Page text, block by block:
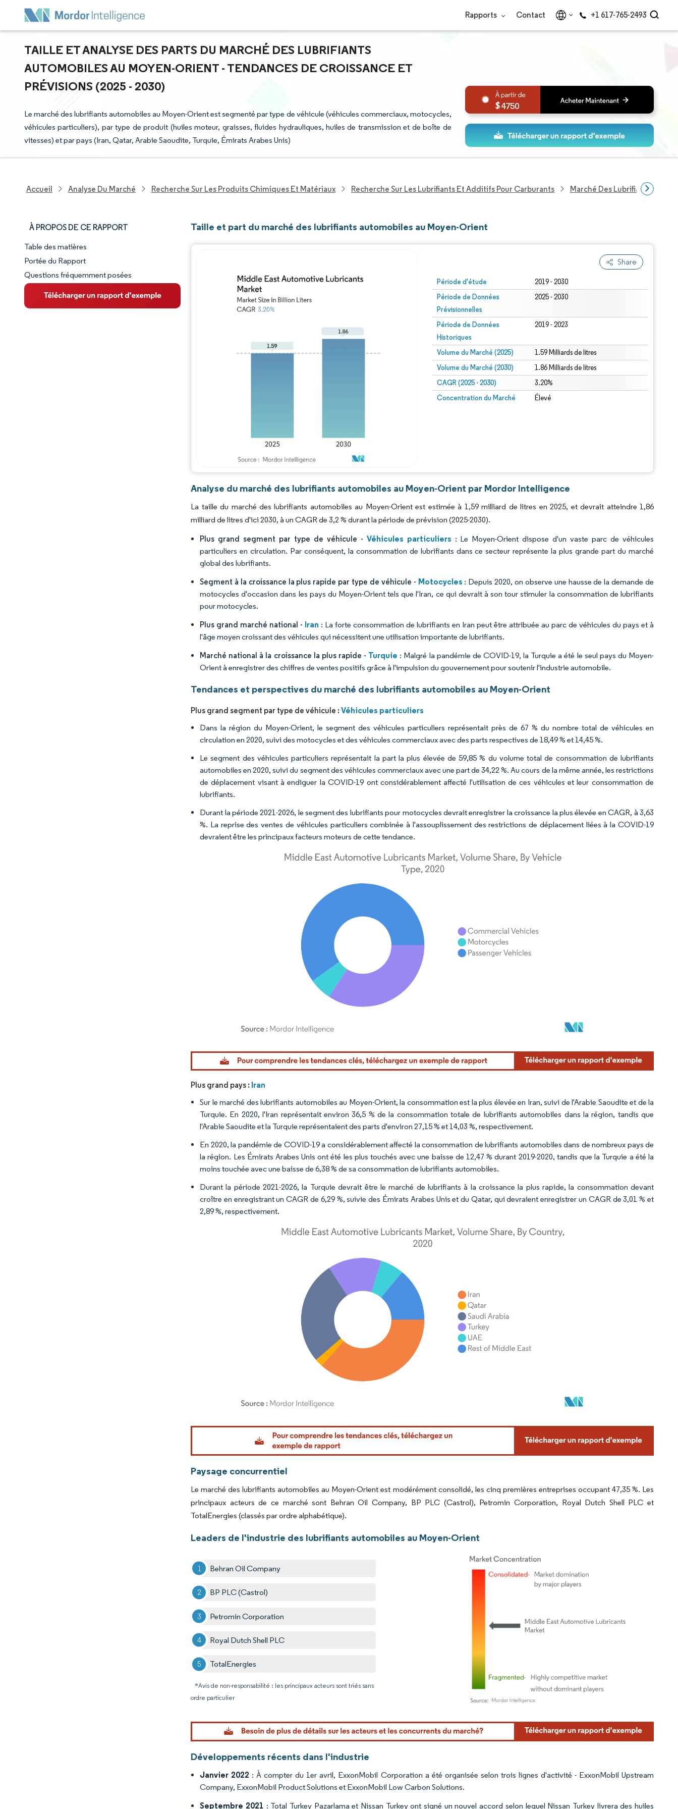
Rapports Contact +1 617-765-2493
TAILLE ET ANALYSE DES PARTS DU MARCHÉ DES LUBRIFIANTS
AUTOMOBILES AU MOYEN-ORIENT - TENDANCES DE CROISSANCE ET
PRÉVISIONS (2025 - 2030)
Le marché des lubrifiants automobiles au Moyen-Orient est segmenté par type de véhicule (véhicules commerciaux, motocycles,
véhicules particuliers), par type de produit (huiles moteur, graisses, fluides hydrauliques, huiles de transmission et de boîte de
vitesses) et par pays (Iran, Qatar, Arabie Saoudite, Turquie, Émirats Arabes Unis)
4750
Accueil Analyse Du Marché Recherche Sur Les Produits Chimiques Et Matériaux Recherche Sur Les Lubrifiants Et Additifs Pour Carburants Marché Des Lubrifiants
À PROPOS DE CE RAPPORT
Aperçu du marché
VUE D’ENSEMBLE DU MARCHÉ
Principales tendances du marché
Table des matières
Portée du Rapport
Questions fréquemment posées
Taille et part du marché des lubrifiants automobiles au Moyen-Orient
Share
Période d'étude 2019 - 2030
Période de Données
Prévisionnelles
2025 - 2030
Période de Données
Historiques
2019 - 2023
Volume du Marché (2025) 1.59 Milliards de litres
Volume du Marché (2030) 1.86 Milliards de litres
CAGR (2025 - 2030) 3.20%
Concentration du Marché Élevé
Analyse du marché des lubrifiants automobiles au Moyen-Orient par Mordor Intelligence
La taille du marché des lubrifiants automobiles au Moyen-Orient est estimée à 1,59 milliard de litres en 2025, et devrait atteindre 1,86
milliard de litres d'ici 2030, à un CAGR de 3,2 % durant la période de prévision (2025-2030).
Plus grand segment par type de véhicule - Véhicules particuliers : Le Moyen-Orient dispose d'un vaste parc de véhicules
particuliers en circulation. Par conséquent, la consommation de lubrifiants dans ce secteur représente la plus grande part du marché
global des lubrifiants.
Segment à la croissance la plus rapide par type de véhicule - Motocycles : Depuis 2020, on observe une hausse de la demande de
motocycles d'occasion dans les pays du Moyen-Orient tels que l'Iran, ce qui devrait à son tour stimuler la consommation de lubrifiants
pour motocycles.
Plus grand marché national - Iran : La forte consommation de lubrifiants en Iran peut être attribuée au parc de véhicules du pays et à
l'âge moyen croissant des véhicules qui nécessitent une utilisation importante de lubrifiants.
Marché national à la croissance la plus rapide - Turquie : Malgré la pandémie de COVID-19, la Turquie a été le seul pays du Moyen-
Orient à enregistrer des chiffres de ventes positifs grâce à l'impulsion du gouvernement pour soutenir l'industrie automobile.
Tendances et perspectives du marché des lubrifiants automobiles au Moyen-Orient
Plus grand segment par type de véhicule :Véhicules particuliers
Dans la région du Moyen-Orient, le segment des véhicules particuliers représentait près de 67 % du nombre total de véhicules en
circulation en 2020, suivi des motocycles et des véhicules commerciaux avec des parts respectives de 18,49 % et 14,45 %.
Le segment des véhicules particuliers représentait la part la plus élevée de 59,85 % du volume total de consommation de lubrifiants
automobiles en 2020, suivi du segment des véhicules commerciaux avec une part de 34,22 %. Au cours de la même année, les restrictions
de déplacement visant à endiguer la COVID-19 ont considérablement affecté l'utilisation de ces véhicules et leur consommation de
lubrifiants.
Durant la période 2021-2026, le segment des lubrifiants pour motocycles devrait enregistrer la croissance la plus élevée en CAGR, à 3,63
%. La reprise des ventes de véhicules particuliers combinée à l'assouplissement des restrictions de déplacement liées à la COVID-19
devraient être les principaux facteurs moteurs de cette tendance.
Image © Mordor Intelligence. La réutilisation nécessite une attribution sous CC BY 4.0.
Plus grand pays : Iran
Sur le marché des lubrifiants automobiles au Moyen-Orient, la consommation est la plus élevée en Iran, suivi de l'Arabie Saoudite et de la
Turquie. En 2020, l'Iran représentait environ 36,5 % de la consommation totale de lubrifiants automobiles dans la région, tandis que
l'Arabie Saoudite et la Turquie représentaient des parts d'environ 27,15 % et 14,03 %, respectivement.
En 2020, la pandémie de COVID-19 a considérablement affecté la consommation de lubrifiants automobiles dans de nombreux pays de
la région. Les Émirats Arabes Unis ont été les plus touchés avec une baisse de 12,47 % durant 2019-2020, tandis que la Turquie a été la
moins touchée avec une baisse de 6,38 % de sa consommation de lubrifiants automobiles.
Durant la période 2021-2026, la Turquie devrait être le marché de lubrifiants à la croissance la plus rapide, la consommation devant
croître en enregistrant un CAGR de 6,29 %, suivie des Émirats Arabes Unis et du Qatar, qui devraient enregistrer un CAGR de 3,01 % et
2,89 %, respectivement.
Image © Mordor Intelligence. La réutilisation nécessite une attribution sous CC BY 4.0.
Paysage concurrentiel
Le marché des lubrifiants automobiles au Moyen-Orient est modérément consolidé, les cinq premières entreprises occupant 47,35 %. Les
principaux acteurs de ce marché sont Behran Oil Company, BP PLC (Castrol), Petromin Corporation, Royal Dutch Shell PLC et
TotalEnergies (classés par ordre alphabétique).
Leaders de l'industrie des lubrifiants automobiles au Moyen-Orient
Behran Oil Company
BP PLC (Castrol)
Petromin Corporation
Royal Dutch Shell PLC
TotalEnergies
*Avis de non-responsabilité : les principaux acteurs sont triés sans
ordre particulier
Image © Mordor Intelligence. La réutilisation nécessite une attribution sous CC BY 4.0.
Développements récents dans l'industrie
Janvier 2022 : À compter du 1er avril, ExxonMobil Corporation a été organisée selon trois lignes d'activité - ExxonMobil Upstream
Company, ExxonMobil Product Solutions et ExxonMobil Low Carbon Solutions.
Septembre 2021 : Total Turkey Pazarlama et Nissan Turkey ont signé un nouvel accord selon lequel Nissan Turkey livrera des huiles